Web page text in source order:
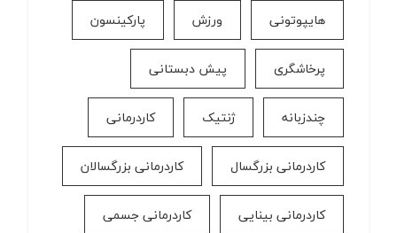
هایپوتونی ورزش پارکینسون
پرخاشگری پیش دبستانی
چندزبانه ژنتیک کاردرمانی
کاردرمانی بزرگسال کاردرمانی بزرگسالان
کاردرمانی بینایی کاردرمانی جسمی